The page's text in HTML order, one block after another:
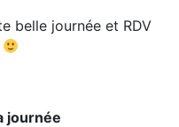
belle journée et RDV
journée